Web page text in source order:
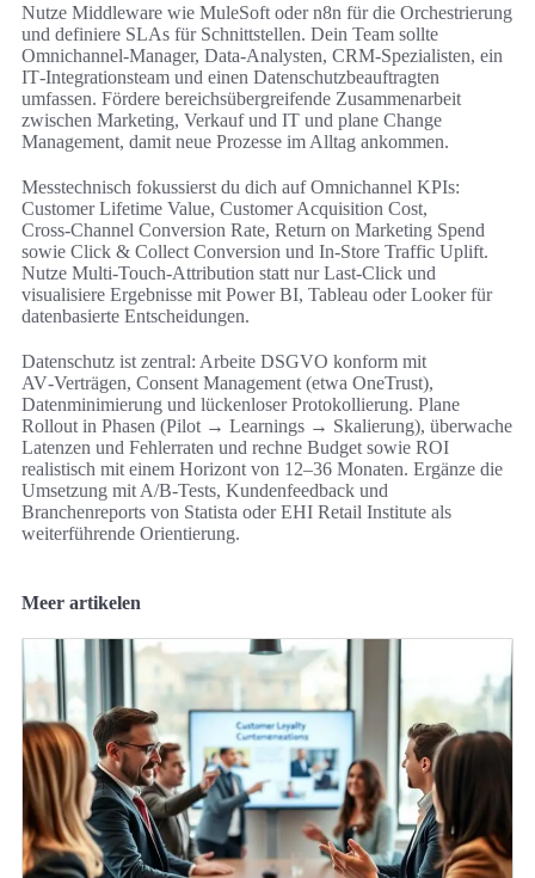
Nutze Middleware wie MuleSoft oder n8n für die Orchestrierung
und definiere SLAs für Schnittstellen. Dein Team sollte
Omnichannel‑Manager, Data‑Analysten, CRM‑Spezialisten, ein
IT‑Integrationsteam und einen Datenschutzbeauftragten
umfassen. Fördere bereichsübergreifende Zusammenarbeit
zwischen Marketing, Verkauf und IT und plane Change
Management, damit neue Prozesse im Alltag ankommen.
Messtechnisch fokussierst du dich auf Omnichannel KPIs:
Customer Lifetime Value, Customer Acquisition Cost,
Cross‑Channel Conversion Rate, Return on Marketing Spend
sowie Click & Collect Conversion und In‑Store Traffic Uplift.
Nutze Multi‑Touch‑Attribution statt nur Last‑Click und
visualisiere Ergebnisse mit Power BI, Tableau oder Looker für
datenbasierte Entscheidungen.
Datenschutz ist zentral: Arbeite DSGVO konform mit
AV‑Verträgen, Consent Management (etwa OneTrust),
Datenminimierung und lückenloser Protokollierung. Plane
Rollout in Phasen (Pilot → Learnings → Skalierung), überwache
Latenzen und Fehlerraten und rechne Budget sowie ROI
realistisch mit einem Horizont von 12–36 Monaten. Ergänze die
Umsetzung mit A/B‑Tests, Kundenfeedback und
Branchenreports von Statista oder EHI Retail Institute als
weiterführende Orientierung.
Meer artikelen